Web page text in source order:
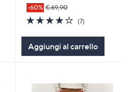
-60% € 69,90
4.0
of
5
Stars
(7)
Aggiungi al carrello